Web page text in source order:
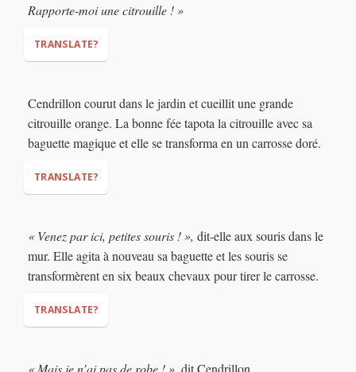
Rapporte-moi une citrouille ! »
TRANSLATE?
"This cat tells me how kind you are. And how you always wish
for things to get better one day. Today is that day,
Cinderella. You are going to the king's ball. Fetch me a
Cendrillon courut dans le jardin et cueillit une grande
citrouille orange. La bonne fée tapota la citrouille avec sa
baguette magique et elle se transforma en un carrosse doré.
TRANSLATE?
« Venez par ici, petites souris ! », dit-elle aux souris dans le
mur. Elle agita à nouveau sa baguette et les souris se
transformèrent en six beaux chevaux pour tirer le carrosse.
TRANSLATE?
« Mais je n’ai pas de robe ! » , dit Cendrillon.